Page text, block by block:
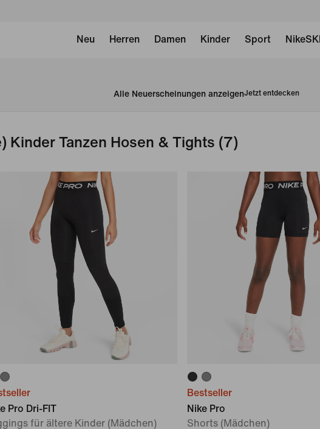
Neu Herren Damen Kinder Sport
Alle Neuerscheinungen anzeigenJetzt entdecken
Kinder Tanzen Hosen & Tights (7)
Pro Dri-FIT
für ältere Kinder (Mädchen)
Bestseller
Nike Pro
Shorts (Mädchen)